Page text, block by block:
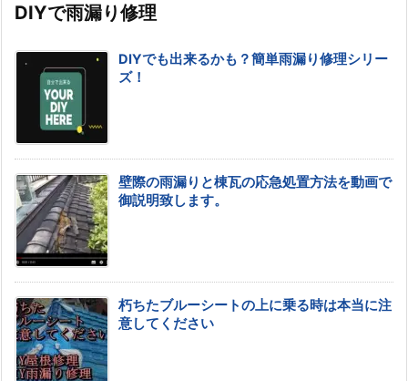
DIYで雨漏り修理
DIYでも出来るかも？簡単雨漏り修理シリー
ズ！
壁際の雨漏りと棟瓦の応急処置方法を動画で
御説明致します。
朽ちたブルーシートの上に乗る時は本当に注
意してください